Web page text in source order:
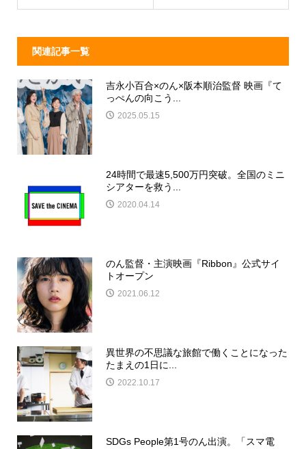
k
関連記事一覧
吉永小百合×のん×阪本順治監督 映画『て
っぺんの向こう...
2025.05.15
24時間で最速5,500万円突破。全国のミニ
シアターを救う...
2020.04.14
のん監督・主演映画『Ribbon』公式サイ
トオープン
2021.06.12
異世界の不思議な旅館で働くことになった
たまえの1日に...
2022.10.17
SDGs People第1号のん出演。「スマ電